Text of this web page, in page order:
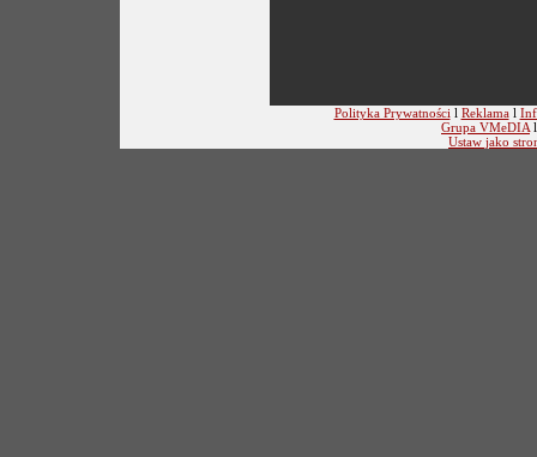
Polityka Prywatności l Reklamal
Grupa VMeDIA
Ustaw jako